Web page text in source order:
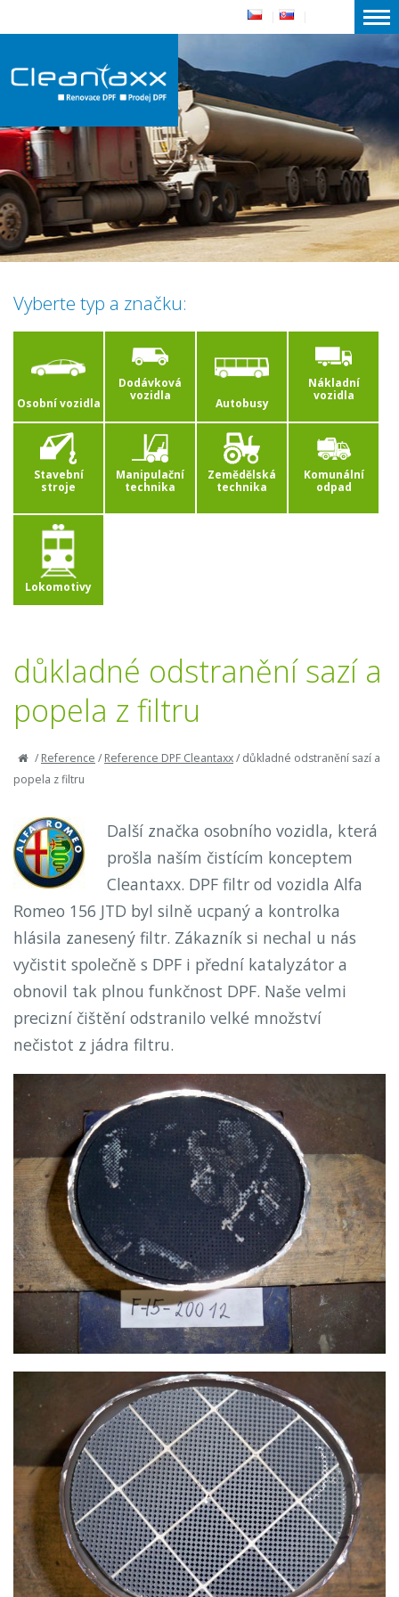
Vyberte typ a značku:
Osobní vozidla
Dodávková
vozidla
Autobusy
Nákladní
vozidla
Stavební
stroje
Manipulační
technika
Zemědělská
technika
Komunální
odpad
Lokomotivy
důkladné odstranění sazí a
popela z filtru
/Reference /Reference DPF Cleantaxx/důkladné odstranění sazí a
popela z filtru
Další značka osobního vozidla, která
prošla naším čistícím konceptem
Cleantaxx. DPF filtr od vozidla Alfa
Romeo 156 JTD byl silně ucpaný a kontrolka
hlásila zanesený filtr. Zákazník si nechal u nás
vyčistit společně s DPF i přední katalyzátor a
obnovil tak plnou funkčnost DPF. Naše velmi
precizní čištění odstranilo velké množství
nečistot z jádra filtru.